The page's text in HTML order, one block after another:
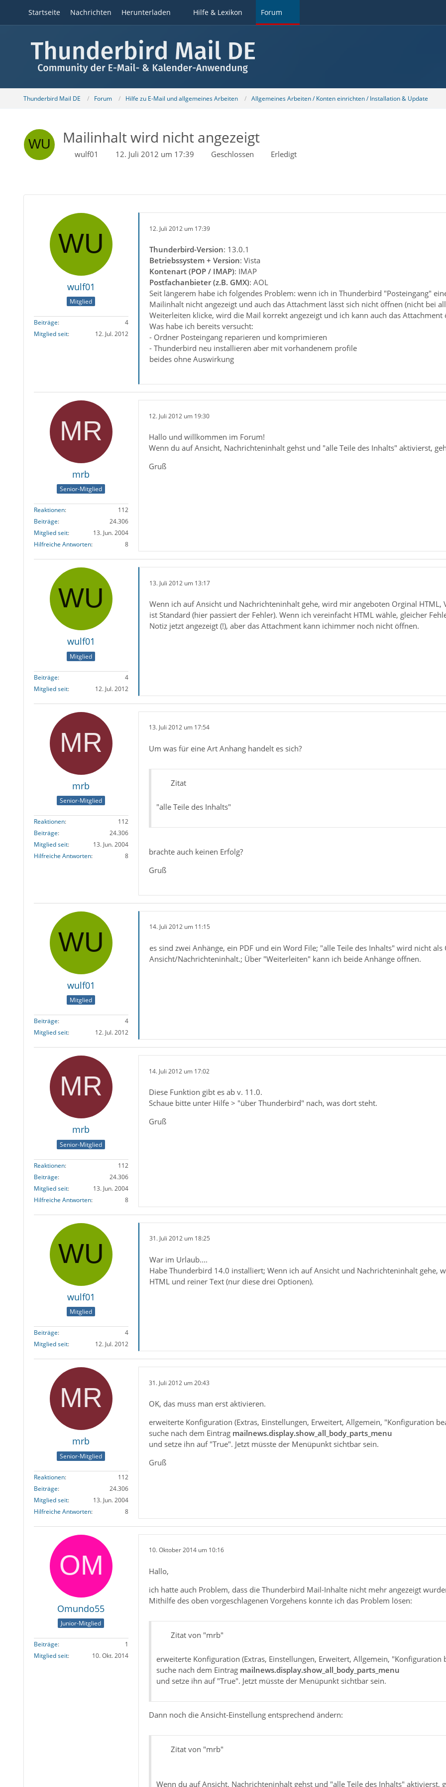
Startseite Nachrichten Herunterladen Hilfe & Lexikon Forum
Thunderbird Mail DE Forum Hilfe zu E-Mail und allgemeines Arbeiten Allgemeines Arbeiten / Konten einrichten / Installation & Update
Mailinhalt wird nicht angezeigt
wulf01 12. Juli 2012 um 17:39 Geschlossen Erledigt
wulf01
Mitglied
Beiträge
4
Mitglied seit
12. Jul. 2012
12. Juli 2012 um 17:39
Thunderbird-Version: 13.0.1
Betriebssystem + Version: Vista
Kontenart (POP / IMAP): IMAP
Postfachanbieter (z.B. GMX): AOL
Seit längerem habe ich folgendes Problem: wenn ich in Thunderbird "Posteingang"
Mailinhalt nicht angezeigt und auch das Attachment lässt sich nicht öffnen (nicht bei
Weiterleiten klicke, wird die Mail korrekt angezeigt und ich kann auch das Attachment
Was habe ich bereits versucht:
- Ordner Posteingang reparieren und komprimieren
- Thunderbird neu installieren aber mit vorhandenem profile
beides ohne Auswirkung
mrb
Senior-Mitglied
Reaktionen
112
Beiträge
24.306
Mitglied seit
13. Jun. 2004
Hilfreiche Antworten
8
12. Juli 2012 um 19:30
Hallo und willkommen im Forum!
Wenn du auf Ansicht, Nachrichteninhalt gehst und "alle Teile des Inhalts" aktivierst,
Gruß
wulf01
Mitglied
Beiträge
4
Mitglied seit
12. Jul. 2012
13. Juli 2012 um 13:17
Wenn ich auf Ansicht und Nachrichteninhalt gehe, wird mir angeboten Orginal HTML,
ist Standard (hier passiert der Fehler). Wenn ich vereinfacht HTML wähle, gleicher
Notiz jetzt angezeigt (!), aber das Attachment kann ichimmer noch nicht öffnen.
mrb
Senior-Mitglied
Reaktionen
112
Beiträge
24.306
Mitglied seit
13. Jun. 2004
Hilfreiche Antworten
8
13. Juli 2012 um 17:54
Um was für eine Art Anhang handelt es sich?
Zitat
"alle Teile des Inhalts"
brachte auch keinen Erfolg?
Gruß
wulf01
Mitglied
Beiträge
4
Mitglied seit
12. Jul. 2012
14. Juli 2012 um 11:15
es sind zwei Anhänge, ein PDF und ein Word File; "alle Teile des Inhalts" wird nicht
Ansicht/Nachrichteninhalt.; Über "Weiterleiten" kann ich beide Anhänge öffnen.
mrb
Senior-Mitglied
Reaktionen
112
Beiträge
24.306
Mitglied seit
13. Jun. 2004
Hilfreiche Antworten
8
14. Juli 2012 um 17:02
Diese Funktion gibt es ab v. 11.0.
Schaue bitte unter Hilfe > "über Thunderbird" nach, was dort steht.
Gruß
wulf01
Mitglied
Beiträge
4
Mitglied seit
12. Jul. 2012
31. Juli 2012 um 18:25
War im Urlaub....
Habe Thunderbird 14.0 installiert; Wenn ich auf Ansicht und Nachrichteninhalt gehe,
HTML und reiner Text (nur diese drei Optionen).
mrb
Senior-Mitglied
Reaktionen
112
Beiträge
24.306
Mitglied seit
13. Jun. 2004
Hilfreiche Antworten
8
31. Juli 2012 um 20:43
OK, das muss man erst aktivieren.
erweiterte Konfiguration (Extras, Einstellungen, Erweitert, Allgemein, "Konfiguration
suche nach dem Eintrag mailnews.display.show_all_body_parts_menu
und setze ihn auf "True". Jetzt müsste der Menüpunkt sichtbar sein.
Gruß
Omundo55
Junior-Mitglied
Beiträge
1
Mitglied seit
10. Okt. 2014
10. Oktober 2014 um 10:16
Hallo,
ich hatte auch Problem, dass die Thunderbird Mail-Inhalte nicht mehr angezeigt
Mithilfe des oben vorgeschlagenen Vorgehens konnte ich das Problem lösen:
Zitat von "mrb"
erweiterte Konfiguration (Extras, Einstellungen, Erweitert, Allgemein, "Konfiguration
suche nach dem Eintrag mailnews.display.show_all_body_parts_menu
und setze ihn auf "True". Jetzt müsste der Menüpunkt sichtbar sein.
Dann noch die Ansicht-Einstellung entsprechend ändern:
Zitat von "mrb"
Wenn du auf Ansicht, Nachrichteninhalt gehst und "alle Teile des Inhalts" aktivierst,